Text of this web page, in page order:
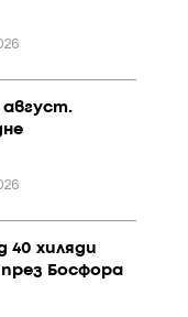
40 хиляди
Босфора